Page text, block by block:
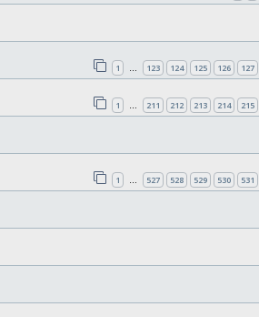
1 … 123 124 125 126 127
1 … 211 212 213 214 215
1 … 527 528 529 530 531